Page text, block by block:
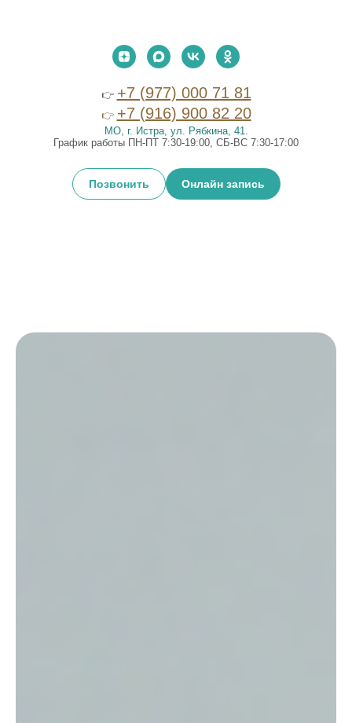
👉 +7 (977) 000 71 81
👉 +7 (916) 900 82 20
МО, г. Истра, ул. Рябкина, 41.
График работы ПН-ПТ 7:30-19:00, СБ-ВС 7:30-17:00
Позвонить Онлайн запись